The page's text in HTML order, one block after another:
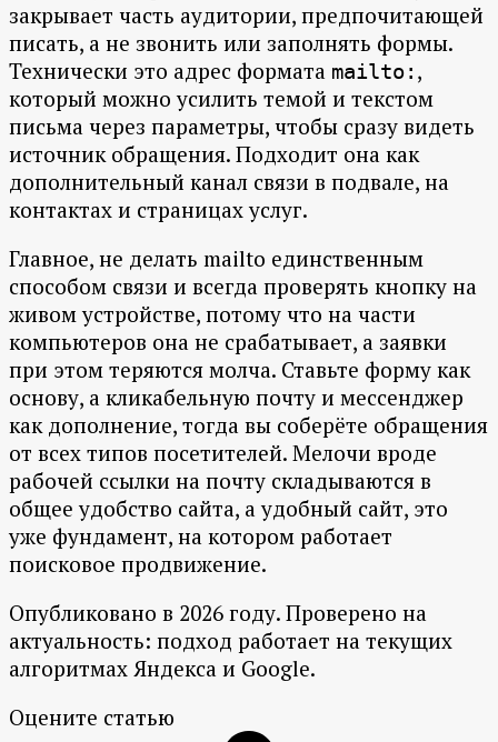
закрывает часть аудитории, предпочитающей
писать, а не звонить или заполнять формы.
Технически это адрес формата mailto: ,
который можно усилить темой и текстом
письма через параметры, чтобы сразу видеть
источник обращения. Подходит она как
дополнительный канал связи в подвале, на
контактах и страницах услуг.
Главное, не делать mailto единственным
способом связи и всегда проверять кнопку на
живом устройстве, потому что на части
компьютеров она не срабатывает, а заявки
при этом теряются молча. Ставьте форму как
основу, а кликабельную почту и мессенджер
как дополнение, тогда вы соберёте обращения
от всех типов посетителей. Мелочи вроде
рабочей ссылки на почту складываются в
общее удобство сайта, а удобный сайт, это
уже фундамент, на котором работает
поисковое продвижение.
Опубликовано в 2026 году. Проверено на
актуальность: подход работает на текущих
алгоритмах Яндекса и Google.
Оцените статью